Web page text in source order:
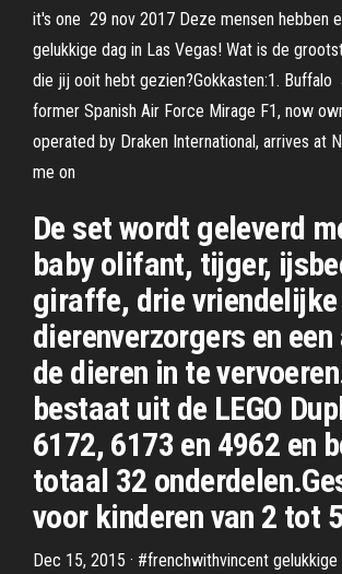
it's one 29 nov 2017 Deze mensen hebben
gelukkige dag in Las Vegas! Wat is de
die jij ooit hebt gezien?Gokkasten:1. Buffalo
former Spanish Air Force Mirage F1, now
operated by Draken International, arrives at
me on
De set wordt geleverd
baby olifant, tijger,
giraffe, drie vriendelijke
dierenverzorgers en
de dieren in te
bestaat uit de LEGO
6172, 6173 en 4962 en
totaal 32
voor kinderen van 2 tot
Dec 15, 2015 · #frenchwithvincent gelukkige